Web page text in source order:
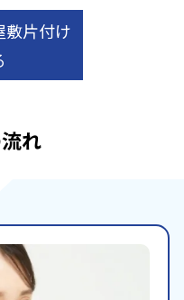
敷片付け
れ